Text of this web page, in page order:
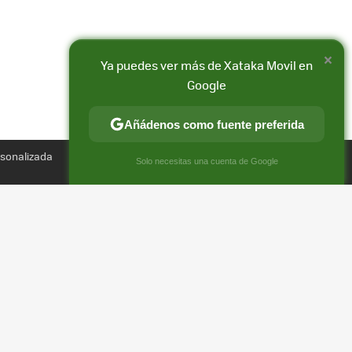
FACEBOOK
X
E-
MAIL
×
Ya puedes ver más de Xataka Movil en
Google
Añádenos como fuente preferida
Solo necesitas una cuenta de Google